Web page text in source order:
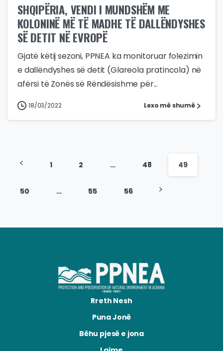
SHQIPËRIA, VENDI I MUNDSHËM ME
KOLONINË MË TË MADHE TË DALLËNDYSHES
SË DETIT NË EVROPË
Gjatë këtij sezoni, PPNEA ka monitoruar folezimin
e dallëndyshes së detit (Glareola pratincola) në
afërsi të Zonës së Rëndësishme për...
18/03/2022 Lexo më shumë
1 2 … 48 49
50 … 55 56
Rreth Nesh
Puna Jonë
Bëhu pjesë e jona